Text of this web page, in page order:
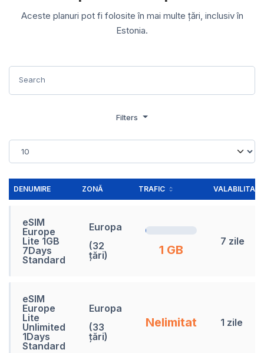
Aceste planuri pot fi folosite în mai multe țări, inclusiv în
Estonia.
Filters
DENUMIRE ZONĂ TRAFIC VALABILITATE
eSIM
Europe
Lite 1GB
7Days
Standard
Europa
(32
țări)
1 GB
7 zile
eSIM
Europe
Lite
Unlimited
1Days
Standard
Europa
(33
țări)
Nelimitat 1 zile